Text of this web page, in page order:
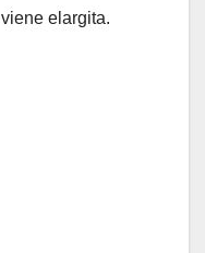
elargita.